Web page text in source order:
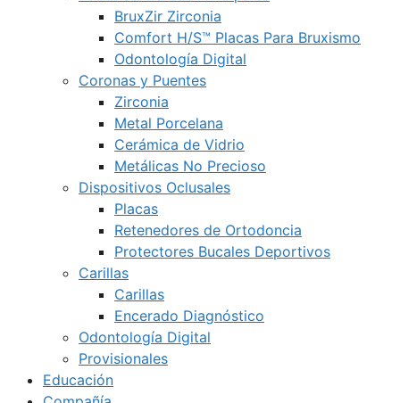
BruxZir Zirconia
Comfort H/S™ Placas Para Bruxismo
Odontología Digital
Coronas y Puentes
Zirconia
Metal Porcelana
Cerámica de Vidrio
Metálicas No Precioso
Dispositivos Oclusales
Placas
Retenedores de Ortodoncia
Protectores Bucales Deportivos
Carillas
Carillas
Encerado Diagnóstico
Odontología Digital
Provisionales
Educación